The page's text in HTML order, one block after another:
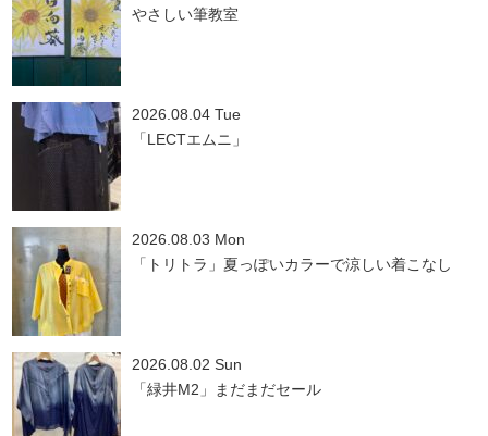
やさしい筆教室
2026.08.04 Tue
「LECTエムニ」
2026.08.03 Mon
「トリトラ」夏っぽいカラーで涼しい着こなし
2026.08.02 Sun
「緑井M2」まだまだセール